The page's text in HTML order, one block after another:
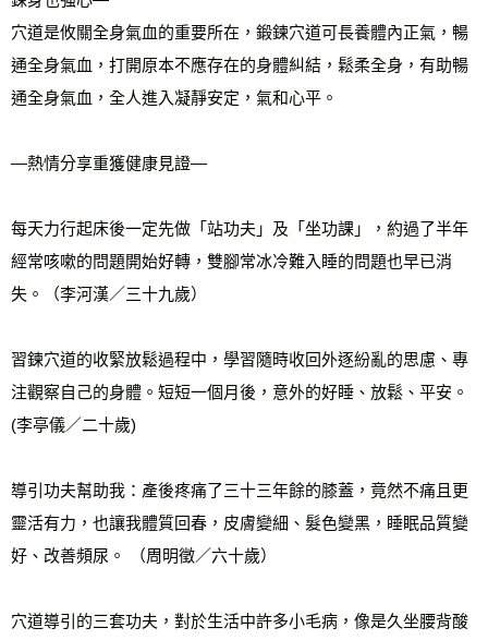
穴道是攸關全身氣血的重要所在，鍛鍊穴道可長養體內正氣，暢
通全身氣血，打開原本不應存在的身體糾結，鬆柔全身，有助暢
通全身氣血，全人進入凝靜安定，氣和心平。
—熱情分享重獲健康見證—
每天力行起床後一定先做「站功夫」及「坐功課」，約過了半年
經常咳嗽的問題開始好轉，雙腳常冰冷難入睡的問題也早已消
失。（李河漢／三十九歲）
習鍊穴道的收緊放鬆過程中，學習隨時收回外逐紛亂的思慮、專
注觀察自己的身體。短短一個月後，意外的好睡、放鬆、平安。
(李亭儀／二十歲)
導引功夫幫助我：產後疼痛了三十三年餘的膝蓋，竟然不痛且更
靈活有力，也讓我體質回春，皮膚變細、髮色變黑，睡眠品質變
好、改善頻尿。 （周明徵／六十歲）
穴道導引的三套功夫，對於生活中許多小毛病，像是久坐腰背酸